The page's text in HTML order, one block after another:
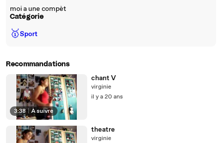
moi a une compèt
Catégorie
🥇Sport
Recommandations
3:38 | À suivre
chant V
virginie
il y a 20 ans
theatre
virginie